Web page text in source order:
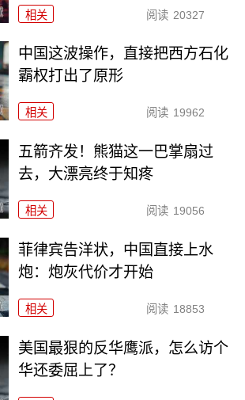
相关 阅读 20327
中国这波操作，直接把西方石化
霸权打出了原形
相关 阅读 19962
五箭齐发！熊猫这一巴掌扇过
去，大漂亮终于知疼
相关 阅读 19056
菲律宾告洋状，中国直接上水
炮：炮灰代价才开始
相关 阅读 18853
美国最狠的反华鹰派，怎么访个
华还委屈上了？